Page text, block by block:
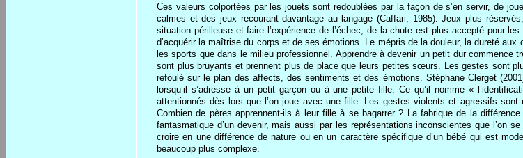
Ces valeurs colportées par les jouets sont redoublées par la façon de s’en servir, de
calmes et des jeux recourant davantage au langage (Caffari, 1985). Jeux plus
situation périlleuse et faire l’expérience de l’échec, de la chute est plus accepté pour
d’acquérir la maîtrise du corps et de ses émotions. Le mépris de la douleur, la dureté
les sports que dans le milieu professionnel. Apprendre à devenir un petit dur
sont plus bruyants et prennent plus de place que leurs petites sœurs. Les gestes sont
refoulé sur le plan des affects, des sentiments et des émotions. Stéphane Clerget
lorsqu’il s’adresse à un petit garçon ou à une petite fille. Ce qu’il nomme «
attentionnés dès lors que l’on joue avec une fille. Les gestes violents et agressifs
Combien de pères apprennent-ils à leur fille à se bagarrer ? La fabrique de la
fantasmatique d’un devenir, mais aussi par les représentations inconscientes que l’on
croire en une différence de nature ou en un caractère spécifique d’un bébé qui est
beaucoup plus complexe.